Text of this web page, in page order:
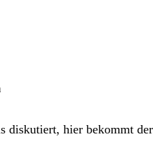
hier bekommt